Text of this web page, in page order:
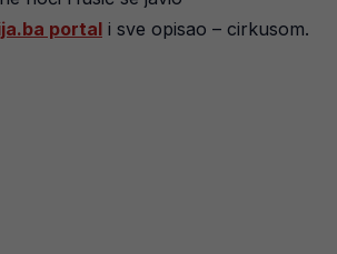
portal i sve opisao – cirkusom.